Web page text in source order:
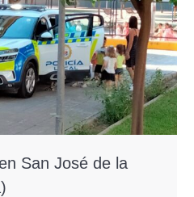
San José de la